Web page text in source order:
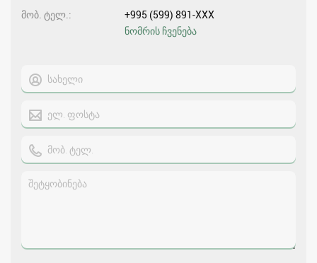
მობ. ტელ.
+995 (599) 891-XXX
ნომრის ჩვენება